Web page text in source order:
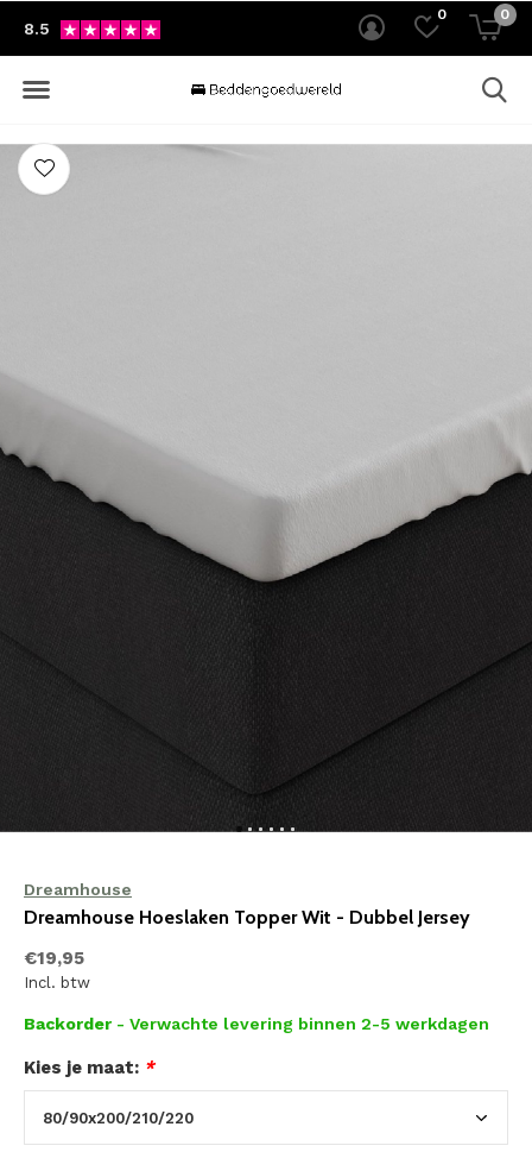
0 0
8.5
Dreamhouse
Dreamhouse Hoeslaken Topper Wit - Dubbel Jersey
€19,95
Incl. btw
Backorder - Verwachte levering binnen 2-5 werkdagen
Kies je maat: *